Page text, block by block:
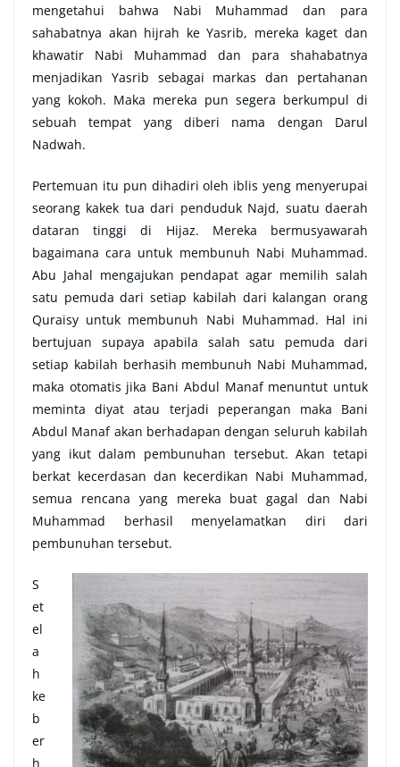
mengetahui bahwa Nabi Muhammad dan para
sahabatnya akan hijrah ke Yasrib, mereka kaget dan
khawatir Nabi Muhammad dan para shahabatnya
menjadikan Yasrib sebagai markas dan pertahanan
yang kokoh. Maka mereka pun segera berkumpul di
sebuah tempat yang diberi nama dengan Darul
Nadwah.
Pertemuan itu pun dihadiri oleh iblis yeng menyerupai
seorang kakek tua dari penduduk Najd, suatu daerah
dataran tinggi di Hijaz. Mereka bermusyawarah
bagaimana cara untuk membunuh Nabi Muhammad.
Abu Jahal mengajukan pendapat agar memilih salah
satu pemuda dari setiap kabilah dari kalangan orang
Quraisy untuk membunuh Nabi Muhammad. Hal ini
bertujuan supaya apabila salah satu pemuda dari
setiap kabilah berhasih membunuh Nabi Muhammad,
maka otomatis jika Bani Abdul Manaf menuntut untuk
meminta diyat atau terjadi peperangan maka Bani
Abdul Manaf akan berhadapan dengan seluruh kabilah
yang ikut dalam pembunuhan tersebut. Akan tetapi
berkat kecerdasan dan kecerdikan Nabi Muhammad,
semua rencana yang mereka buat gagal dan Nabi
Muhammad berhasil menyelamatkan diri dari
pembunuhan tersebut.
S
et
el
a
h
ke
b
er
h